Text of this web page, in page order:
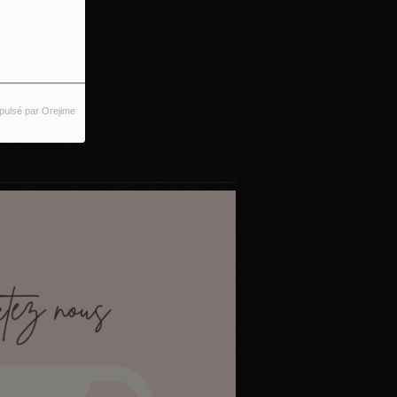
par Orejime